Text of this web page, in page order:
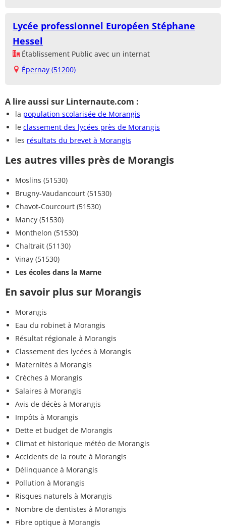
Lycée professionnel Européen Stéphane
Hessel
Établissement Public avec un internat
Épernay (51200)
A lire aussi sur Linternaute.com :
la population scolarisée de Morangis
le classement des lycées près de Morangis
les résultats du brevet à Morangis
Les autres villes près de Morangis
Moslins (51530)
Brugny-Vaudancourt (51530)
Chavot-Courcourt (51530)
Mancy (51530)
Monthelon (51530)
Chaltrait (51130)
Vinay (51530)
Les écoles dans la Marne
En savoir plus sur Morangis
Morangis
Eau du robinet à Morangis
Résultat régionale à Morangis
Classement des lycées à Morangis
Maternités à Morangis
Crèches à Morangis
Salaires à Morangis
Avis de décès à Morangis
Impôts à Morangis
Dette et budget de Morangis
Climat et historique météo de Morangis
Accidents de la route à Morangis
Délinquance à Morangis
Pollution à Morangis
Risques naturels à Morangis
Nombre de dentistes à Morangis
Fibre optique à Morangis